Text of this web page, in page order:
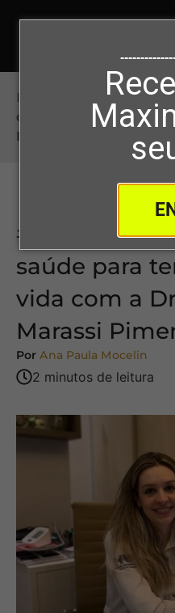
Início
#107 –
qualidade de vida com
Pimenta
#107 –
saúde para
vida com a
Marassi
Por Ana Paula Mocelin